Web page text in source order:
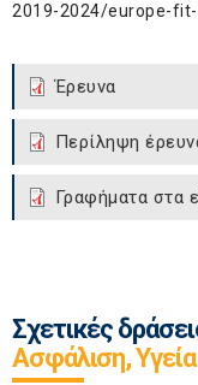
2019-2024/europe-fit-
Έρευνα
Περίληψη
Γραφήματα στα
Σχετικές
Ασφάλιση, Υγεία